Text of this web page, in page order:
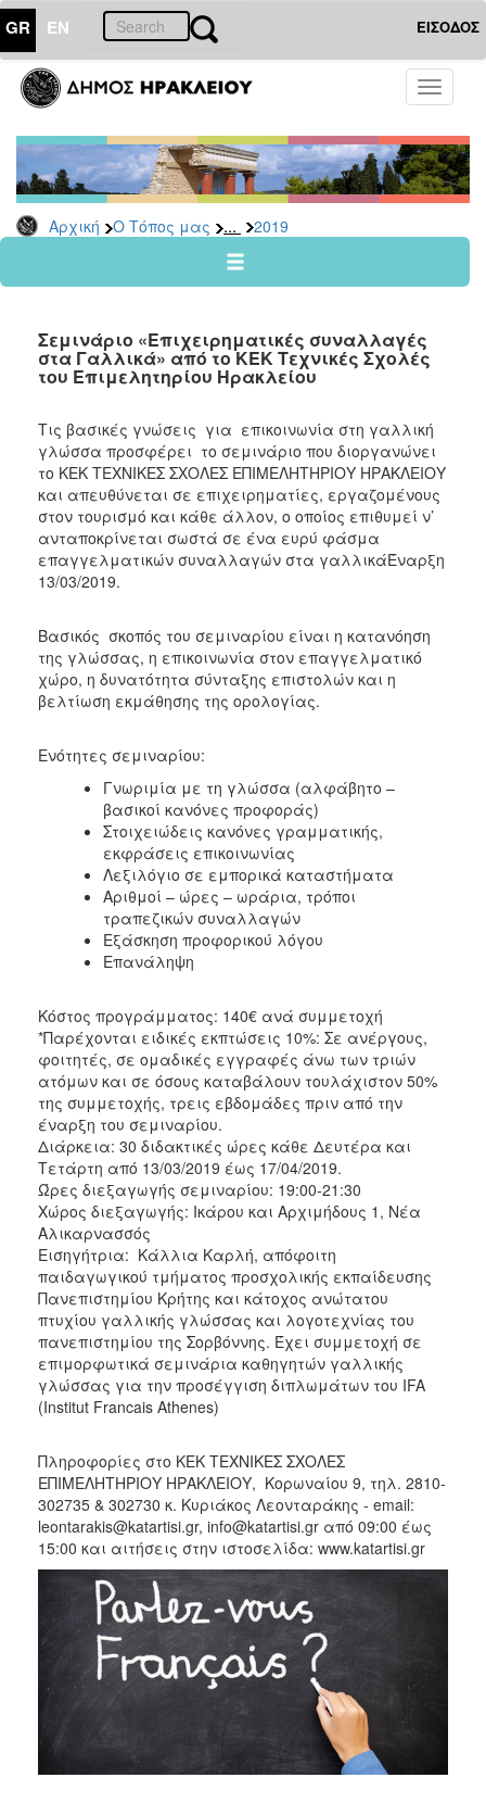
GR EN ΕΙΣΟΔΟΣ
Toggle
Αρχική Ο Τόπος μας ... 2019
ΤΟΠΟΣ
ΜΑΣ
Ανακοινώσεις
Αρχείο
2026
2024
2022
2021
2019
2018
2017
2016
2015
2011
ΔΗΜΟΣ
Σεμινάριο «Επιχειρηματικές συναλλαγές
στα Γαλλικά» από το ΚΕΚ Τεχνικές Σχολές
του Επιμελητηρίου Ηρακλείου
Τις βασικές γνώσεις για επικοινωνία στη γαλλική
γλώσσα προσφέρει το σεμινάριο που διοργανώνει
το ΚΕΚ ΤΕΧΝΙΚΕΣ ΣΧΟΛΕΣ ΕΠΙΜΕΛΗΤΗΡΙΟΥ ΗΡΑΚΛΕΙΟΥ
και απευθύνεται σε επιχειρηματίες, εργαζομένους
στον τουρισμό και κάθε άλλον, ο οποίος επιθυμεί ν’
ανταποκρίνεται σωστά σε ένα ευρύ φάσμα
επαγγελματικών συναλλαγών στα γαλλικάΈναρξη
13/03/2019.
Βασικός σκοπός του σεμιναρίου είναι η κατανόηση
της γλώσσας, η επικοινωνία στον επαγγελματικό
χώρο, η δυνατότητα σύνταξης επιστολών και η
βελτίωση εκμάθησης της ορολογίας.
Ενότητες σεμιναρίου:
Γνωριμία με τη γλώσσα (αλφάβητο –
βασικοί κανόνες προφοράς)
Στοιχειώδεις κανόνες γραμματικής,
εκφράσεις επικοινωνίας
Λεξιλόγιο σε εμπορικά καταστήματα
Αριθμοί – ώρες – ωράρια, τρόποι
τραπεζικών συναλλαγών
Εξάσκηση προφορικού λόγου
Επανάληψη
Κόστος προγράμματος: 140€ ανά συμμετοχή
*Παρέχονται ειδικές εκπτώσεις 10%: Σε ανέργους,
φοιτητές, σε ομαδικές εγγραφές άνω των τριών
ατόμων και σε όσους καταβάλουν τουλάχιστον 50%
της συμμετοχής, τρεις εβδομάδες πριν από την
έναρξη του σεμιναρίου.
Διάρκεια: 30 διδακτικές ώρες κάθε Δευτέρα και
Τετάρτη από 13/03/2019 έως 17/04/2019.
Ώρες διεξαγωγής σεμιναρίου: 19:00-21:30
Χώρος διεξαγωγής: Ικάρου και Αρχιμήδους 1, Νέα
Αλικαρνασσός
Εισηγήτρια: Κάλλια Καρλή, απόφοιτη
παιδαγωγικού τμήματος προσχολικής εκπαίδευσης
Πανεπιστημίου Κρήτης και κάτοχος ανώτατου
πτυχίου γαλλικής γλώσσας και λογοτεχνίας του
πανεπιστημίου της Σορβόννης. Έχει συμμετοχή σε
επιμορφωτικά σεμινάρια καθηγητών γαλλικής
γλώσσας για την προσέγγιση διπλωμάτων του IFA
(Institut Francais Athenes)
Πληροφορίες στο ΚΕΚ ΤΕΧΝΙΚΕΣ ΣΧΟΛΕΣ
ΕΠΙΜΕΛΗΤΗΡΙΟΥ ΗΡΑΚΛΕΙΟΥ, Κορωναίου 9, τηλ. 2810-
302735 & 302730 κ. Κυριάκος Λεονταράκης - email:
leontarakis@katartisi.gr, info@katartisi.gr από 09:00 έως
15:00 και αιτήσεις στην ιστοσελίδα: www.katartisi.gr